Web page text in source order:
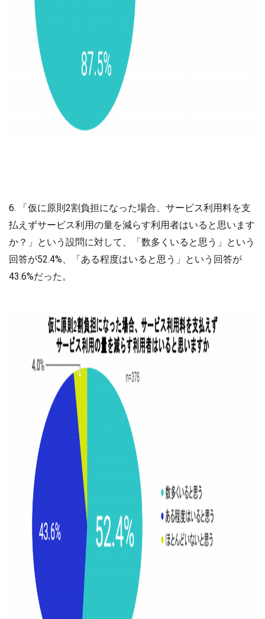
6. 「仮に原則2割負担になった場合、サービス利用料を支
払えずサービス利用の量を減らす利用者はいると思います
か？」という設問に対して、「数多くいると思う」という
回答が52.4%、「ある程度はいると思う」という回答が
43.6%だった。